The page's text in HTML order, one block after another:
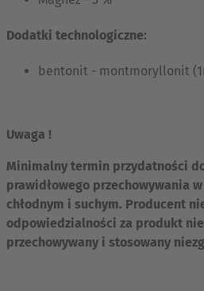
Dodatki technologiczne:
bentonit - montmoryllonit
Uwaga !
Minimalny termin przydatności
prawidłowego przechowywania
chłodnym i suchym. Producent
odpowiedzialności za produkt
przechowywany i stosowany